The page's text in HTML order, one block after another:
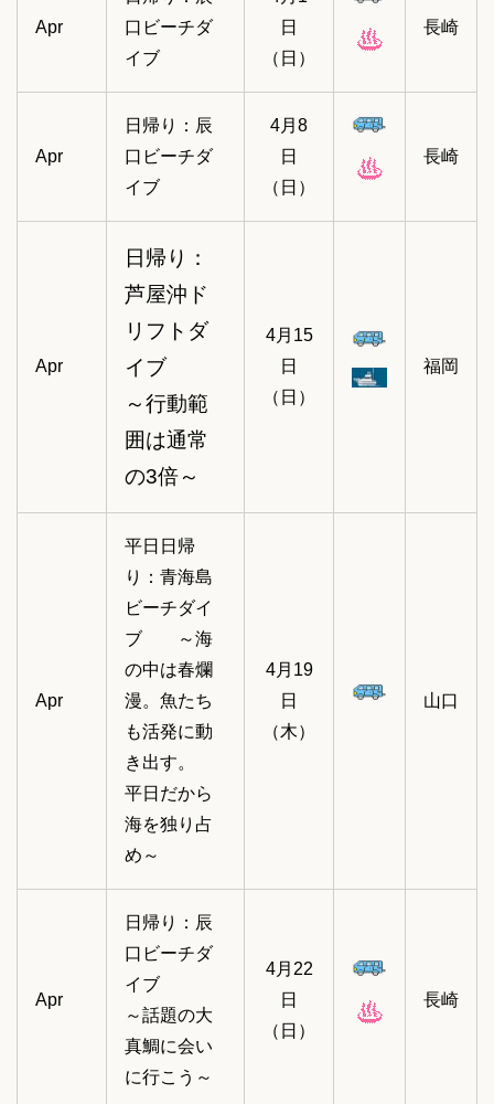
Apr
口ビーチダ
イブ
日
（日）
長崎
Apr
日帰り：辰
口ビーチダ
イブ
4月8
日
（日）
長崎
Apr
日帰り：
芦屋沖ド
リフトダ
イブ
～行動範
囲は通常
の3倍～
4月15
日
（日）
福岡
Apr
平日日帰
り：青海島
ビーチダイ
ブ ～海
の中は春爛
漫。魚たち
も活発に動
き出す。
平日だから
海を独り占
め～
4月19
日
（木）
山口
Apr
日帰り：辰
口ビーチダ
イブ
～話題の大
真鯛に会い
に行こう～
4月22
日
（日）
長崎